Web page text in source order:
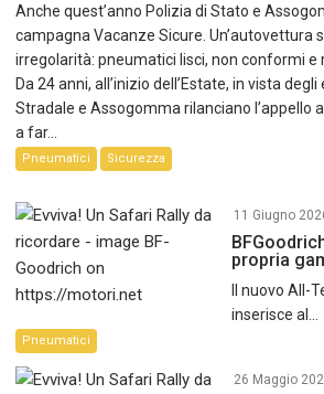
Anche quest’anno Polizia di Stato e
campagna Vacanze Sicure. Un’autovettura
irregolarità: pneumatici lisci, non conformi e
Da 24 anni, all’inizio dell’Estate, in vista
Stradale e Assogomma rilanciano l’appello
a far...
Pneumatici Sicurezza
11 Giugno
propria
Il nuovo All-
inserisce al...
Pneumatici
26 Maggio